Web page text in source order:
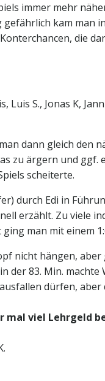
immer mehr
kam man
die
Luis S., Jonas K,
dann gleich den
zu ärgern und
scheiterte.
durch Edi in
erzählt. Zu viele
man mit einem
nicht hängen,
der 83. Min.
dürfen,
mal viel Lehrgeld